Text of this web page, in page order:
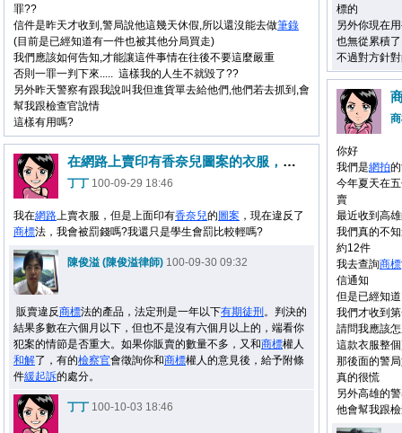
標的
另外你現在
也無從累積
不過對方針
罪??
信件是昨天才收到,警局說他這幾天休假,所以還沒能去做筆錄
(目前是已經知道有一件也被其他分局買走)
我們應該如何告知,才能讓這件事情在往後不要這麼嚴重
否則一罪一判下來..... 這樣我的人生不就毀了??
另外昨天警察有跟我說叫我但進貨單去給他們,他們若去抓到,會
幫我跟檢查官說情
這樣有用嗎?
你好
我們是網拍
今年夏天在
賣
最近收到高
我們真的不
約12件
我去查詢商標
信通知
但是已經知
我們才收到
請問我應該
這款衣服整
那後面的警
真的很慌
另外高雄的
他會幫我跟
在網路上賣印有香奈兒圖案的衣服，因而違反了商標法，怎麼辦?
丁丁 100-09-29 18:46
我在網路上賣衣服，但是上面印有香奈兒的 圖案 ，現在違反了
商標法，我會被罰錢嗎?我還只是學生會罰比較輕嗎?
陳俊溢 (陳俊溢律師) 100-09-30 09:32
販賣違反商標法的產品，法定刑是一年以下有期徒刑 。判決的
結果多數在六個月以下，但也不是沒有六個月以上的，端看你
犯案的情節是否重大。如果你販賣的數量不多，又和商標權人
和解了，有的檢察官會徵詢你和商標權人的意見後，給予附條
件緩起訴的處分。
丁丁 100-10-03 18:46